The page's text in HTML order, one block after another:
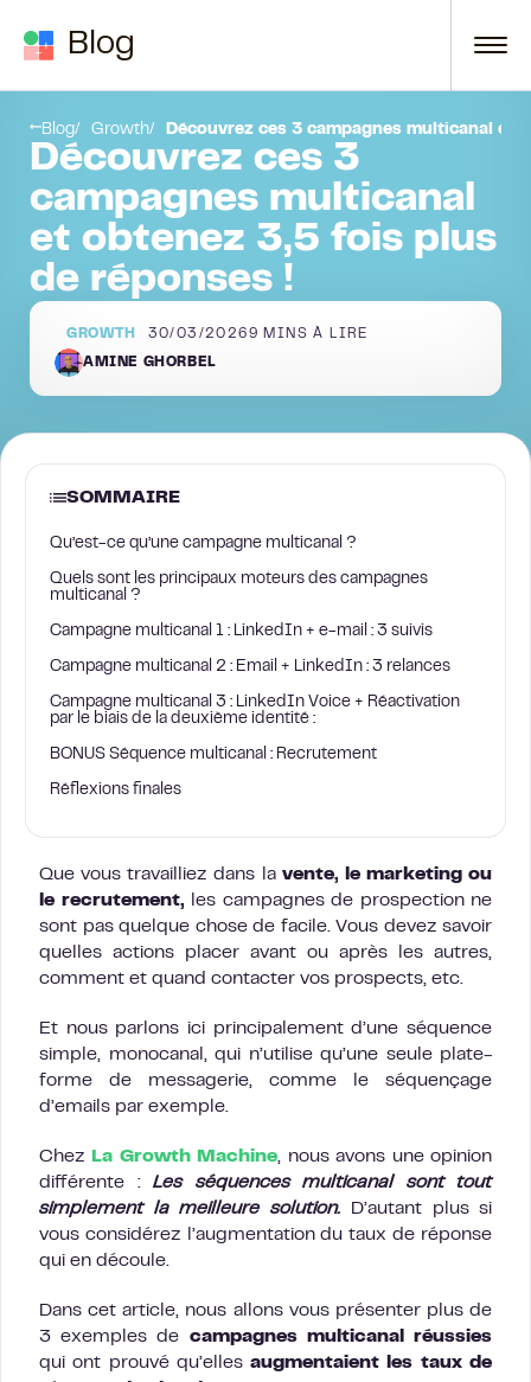
Blog
Blog Growth Découvrez ces 3 campagnes multicanal et
Découvrez ces 3
campagnes multicanal
et obtenez 3,5 fois plus
de réponses !
GROWTH 30/03/2026 9 MINS À LIRE
AMINE GHORBEL
SOMMAIRE
Qu’est-ce qu’une campagne multicanal ?
Quels sont les principaux moteurs des campagnes
multicanal ?
Campagne multicanal 1 : LinkedIn + e-mail : 3 suivis
Campagne multicanal 2 : Email + LinkedIn : 3 relances
Campagne multicanal 3 : LinkedIn Voice + Réactivation
par le biais de la deuxième identité :
BONUS Séquence multicanal : Recrutement
Réflexions finales
Que vous travailliez dans la vente, le marketing ou
le recrutement,
les campagnes de prospection ne
sont pas quelque chose de facile. Vous devez savoir
quelles actions placer avant ou après les autres,
comment et quand contacter vos prospects, etc.
Et nous parlons ici principalement d’une séquence
simple, monocanal, qui n’utilise qu’une seule plate-
forme de messagerie, comme le séquençage
d’emails par exemple.
Chez La Growth Machine, nous avons une opinion
différente :Les séquences multicanal sont tout
simplement la meilleure solution.D’autant plus si
vous considérez l’augmentation du taux de réponse
qui en découle.
Dans cet article, nous allons vous présenter plus de
3 exemples de campagnes multicanal réussies
qui ont prouvé qu’ellesaugmentaient les taux de